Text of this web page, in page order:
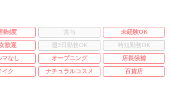
制度 賞与
未経験OK
歓迎 週3日勤務OK
時短勤務OK
マなし オープニング
店長候補
イク ナチュラルコスメ 百貨店